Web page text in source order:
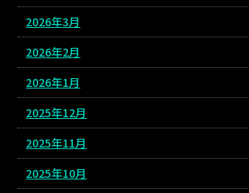
2026年3月
2026年2月
2026年1月
2025年12月
2025年11月
2025年10月